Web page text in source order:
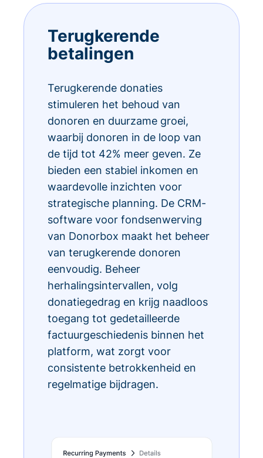
Terugkerende
betalingen
Terugkerende donaties
stimuleren het behoud van
donoren en duurzame groei,
waarbij donoren in de loop van
de tijd tot 42% meer geven. Ze
bieden een stabiel inkomen en
waardevolle inzichten voor
strategische planning. De CRM-
software voor fondsenwerving
van Donorbox maakt het beheer
van terugkerende donoren
eenvoudig. Beheer
herhalingsintervallen, volg
donatiegedrag en krijg naadloos
toegang tot gedetailleerde
factuurgeschiedenis binnen het
platform, wat zorgt voor
consistente betrokkenheid en
regelmatige bijdragen.